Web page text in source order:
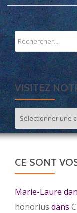
VISITEZ
notre
site
CE SONT
Marie-Laure
honorius dans